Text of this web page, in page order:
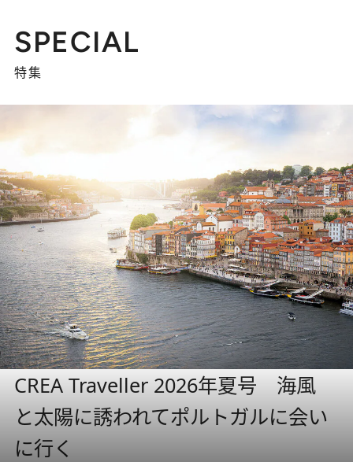
SPECIAL
特集
CREA Traveller 2026年夏号 海風
と太陽に誘われてポルトガルに会い
に行く